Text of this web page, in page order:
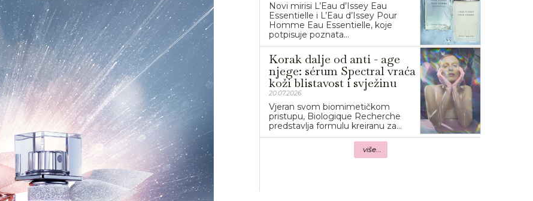
Novi mirisi L’Eau d’Issey Eau
Essentielle i L’Eau d’Issey Pour
Homme Eau Essentielle, koje
potpisuje poznata...
Korak dalje od anti - age
njege: sérum Spectral vraća
koži blistavost i svježinu
20.07.2026.
Vjeran svom biomimetičkom
pristupu, Biologique Recherche
predstavlja formulu kreiranu za...
više...